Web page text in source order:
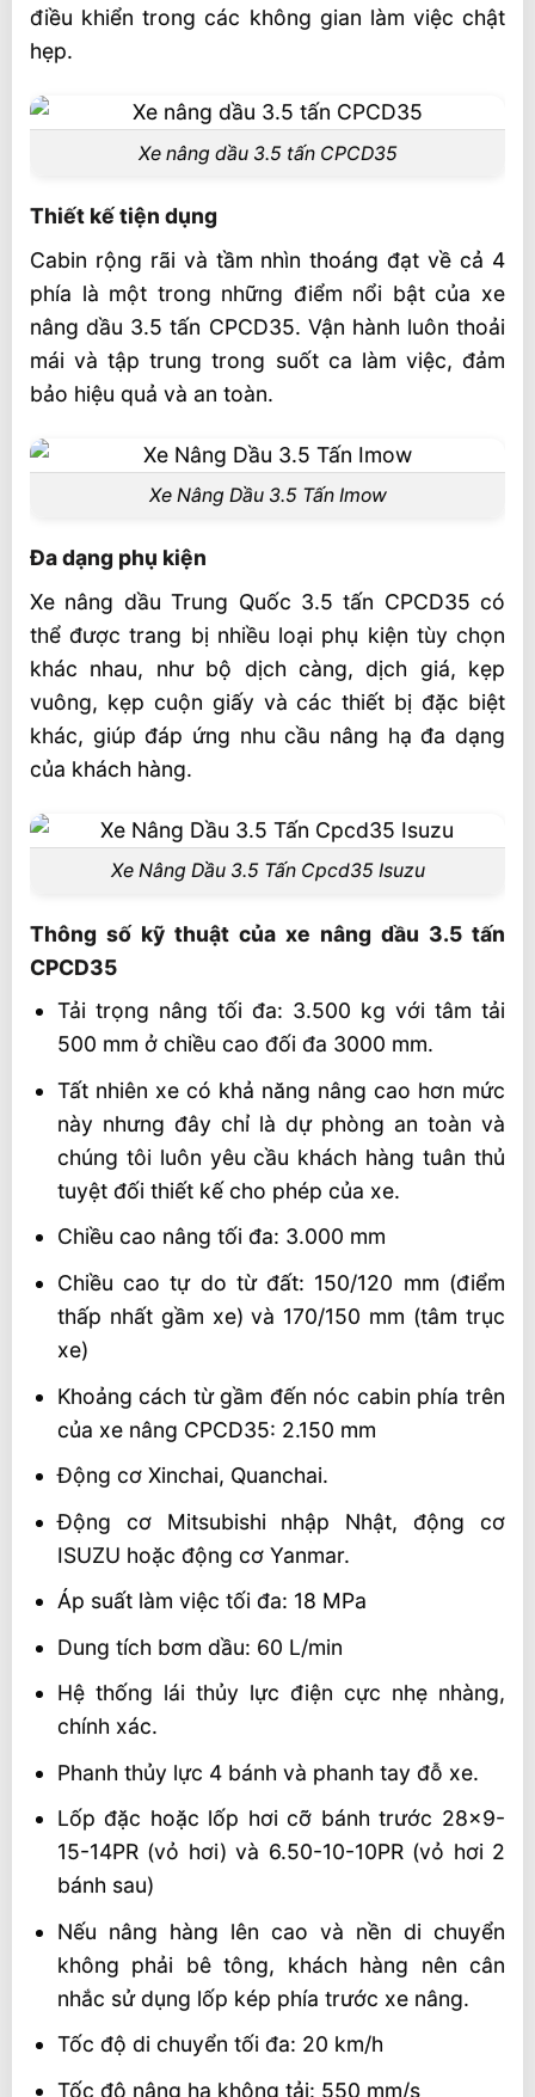
điều khiển trong các không gian làm việc chật
hẹp.
Xe nâng dầu 3.5 tấn CPCD35
Thiết kế tiện dụng
Cabin rộng rãi và tầm nhìn thoáng đạt về cả 4
phía là một trong những điểm nổi bật của xe
nâng dầu 3.5 tấn CPCD35. Vận hành luôn thoải
mái và tập trung trong suốt ca làm việc, đảm
bảo hiệu quả và an toàn.
Xe Nâng Dầu 3.5 Tấn Imow
Đa dạng phụ kiện
Xe nâng dầu Trung Quốc 3.5 tấn CPCD35 có
thể được trang bị nhiều loại phụ kiện tùy chọn
khác nhau, như bộ dịch càng, dịch giá, kẹp
vuông, kẹp cuộn giấy và các thiết bị đặc biệt
khác, giúp đáp ứng nhu cầu nâng hạ đa dạng
của khách hàng.
Xe Nâng Dầu 3.5 Tấn Cpcd35 Isuzu
Thông số kỹ thuật của xe nâng dầu 3.5 tấn
CPCD35
Tải trọng nâng tối đa: 3.500 kg với tâm tải
500 mm ở chiều cao đối đa 3000 mm.
Tất nhiên xe có khả năng nâng cao hơn mức
này nhưng đây chỉ là dự phòng an toàn và
chúng tôi luôn yêu cầu khách hàng tuân thủ
tuyệt đối thiết kế cho phép của xe.
Chiều cao nâng tối đa: 3.000 mm
Chiều cao tự do từ đất: 150/120 mm (điểm
thấp nhất gầm xe) và 170/150 mm (tâm trục
xe)
Khoảng cách từ gầm đến nóc cabin phía trên
của xe nâng CPCD35: 2.150 mm
Động cơ Xinchai, Quanchai.
Động cơ Mitsubishi nhập Nhật, động cơ
ISUZU hoặc động cơ Yanmar.
Áp suất làm việc tối đa: 18 MPa
Dung tích bơm dầu: 60 L/min
Hệ thống lái thủy lực điện cực nhẹ nhàng,
chính xác.
Phanh thủy lực 4 bánh và phanh tay đỗ xe.
Lốp đặc hoặc lốp hơi cỡ bánh trước 28×9-
15-14PR (vỏ hơi) và 6.50-10-10PR (vỏ hơi 2
bánh sau)
Nếu nâng hàng lên cao và nền di chuyển
không phải bê tông, khách hàng nên cân
nhắc sử dụng lốp kép phía trước xe nâng.
Tốc độ di chuyển tối đa: 20 km/h
Tốc độ nâng hạ không tải: 550 mm/s